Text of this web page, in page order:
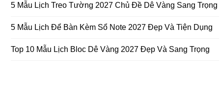
5 Mẫu Lịch Treo Tường 2027 Chủ Đề Dê Vàng Sang Trọng
5 Mẫu Lịch Để Bàn Kèm Sổ Note 2027 Đẹp Và Tiện Dụng
Top 10 Mẫu Lịch Bloc Dê Vàng 2027 Đẹp Và Sang Trọng